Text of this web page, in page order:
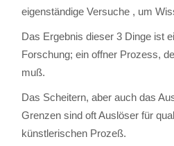
eigenständige Versuche , um
Das Ergebnis dieser 3 Dinge ist
Forschung; ein offner Prozess,
muß.
Das Scheitern, aber auch das
Grenzen sind oft Auslöser für
künstlerischen Prozeß.